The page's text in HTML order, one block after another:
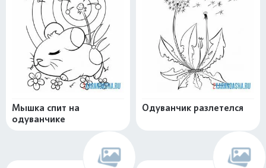
Мышка спит на
одуванчике
Одуванчик разлетелся